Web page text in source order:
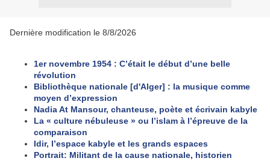
Dernière modification le 8/8/2026
1er novembre 1954 : C’était le début d’une belle
révolution
Bibliothèque nationale [d'Alger] : la musique comme
moyen d’expression
Nadia At Mansour, chanteuse, poète et écrivain kabyle
La « culture nébuleuse » ou l’islam à l’épreuve de la
comparaison
Idir, l’espace kabyle et les grands espaces
Portrait: Militant de la cause nationale, historien